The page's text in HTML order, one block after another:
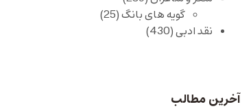
گویه های بانگ(25)
نقد ادبی(430)
آخرین مطالب